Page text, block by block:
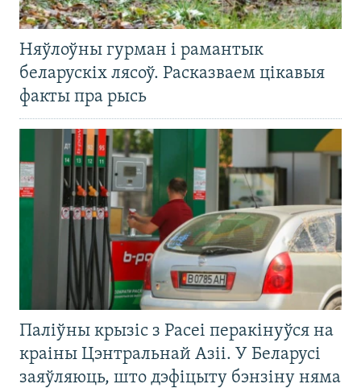
Няўлоўны гурман і рамантык
беларускіх лясоў. Расказваем цікавыя
факты пра рысь
Паліўны крызіс з Расеі перакінуўся на
краіны Цэнтральнай Азіі. У Беларусі
заяўляюць, што дэфіцыту бэнзіну няма